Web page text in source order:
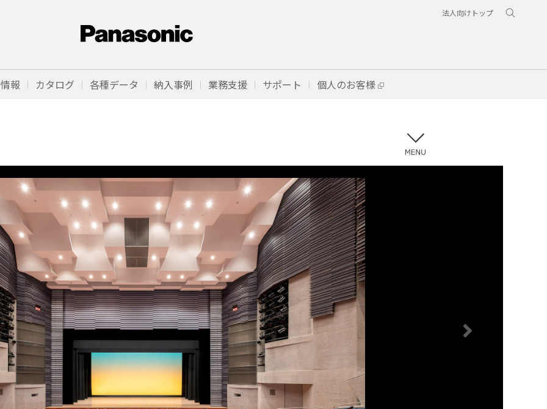
法人向けトップ
報 カタログ 各種データ 納入事例 業務支援 サポート 個人のお客様